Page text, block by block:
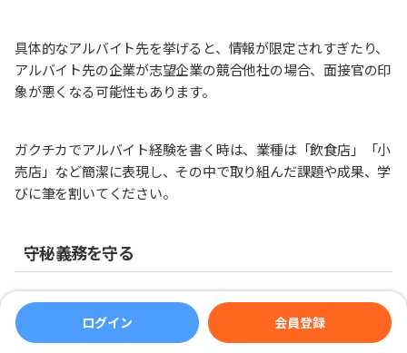
具体的なアルバイト先を挙げると、情報が限定されすぎたり、
アルバイト先の企業が志望企業の競合他社の場合、面接官の印
象が悪くなる可能性もあります。
ガクチカでアルバイト経験を書く時は、業種は「飲食店」「小
売店」など簡潔に表現し、その中で取り組んだ課題や成果、学
びに筆を割いてください。
守秘義務を守る
ガクチカでアルバイト経験を書く際には、守秘義務を守ること
が重要
です。ログイン 会員登録